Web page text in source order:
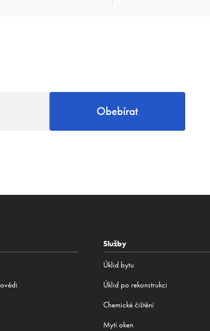
Obebírat
Služby
Úklid bytu
Úklid po rekonstrukci
Сhemické čištění
Mytí oken